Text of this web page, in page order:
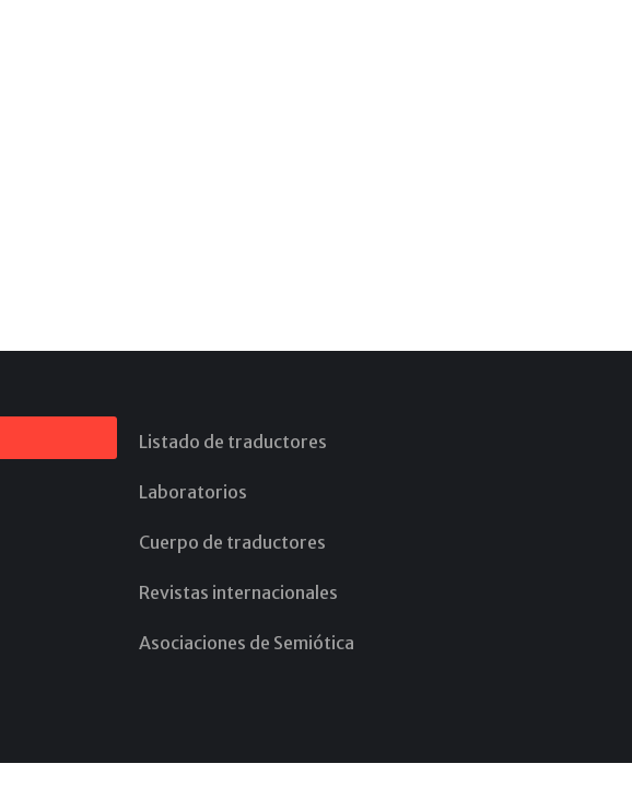
Listado de traductores
Laboratorios
Cuerpo de traductores
Revistas internacionales
Asociaciones de Semiótica